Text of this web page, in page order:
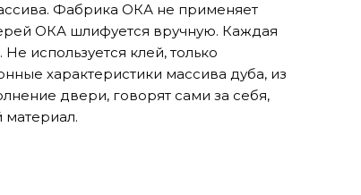
Фабрика ОКА не применяет
ОКА шлифуется вручную. Каждая
используется клей, только
характеристики массива дуба, из
двери, говорят сами за себя,
материал.